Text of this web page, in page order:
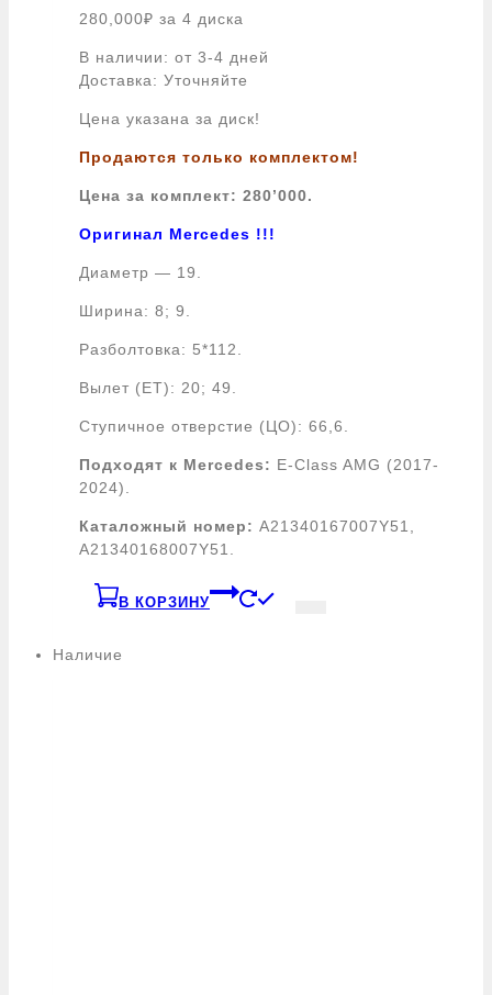
280,000₽ за 4 диска
В наличии: от 3-4 дней
Доставка: Уточняйте
Цена указана за диск!
Продаются только комплектом!
Цена за комплект: 280’000.
Оригинал Mercedes !!!
Диаметр — 19.
Ширина: 8; 9.
Разболтовка: 5*112.
Вылет (ЕТ): 20; 49.
Ступичное отверстие (ЦО): 66,6.
Подходят к Mercedes: E-Class AMG (2017-
2024).
Каталожный номер: A21340167007Y51,
A21340168007Y51.
В КОРЗИНУ
Наличие